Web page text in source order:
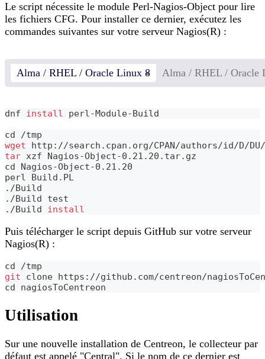
Le script nécessite le module Perl-Nagios-Object pour lire
les fichiers CFG. Pour installer ce dernier, exécutez les
commandes suivantes sur votre serveur Nagios(R) :
Alma / RHEL / Oracle Linux 8 Alma / RHEL / Oracle
dnf install perl-Module-Build
cd
/tmp
wget http://search.cpan.org/CPAN/authors/id/D/
tar xzf Nagios-Object-0.21.20.tar.gz
cd
Nagios-Object-0.21.20
perl Build.PL
./Build
./Build test
./Build install
Puis télécharger le script depuis GitHub sur votre serveur
Nagios(R) :
cd
/tmp
git clone https://github.com/centreon/
cd
nagiosToCentreon
Utilisation
Sur une nouvelle installation de Centreon, le collecteur par
défaut est appelé "Central". Si le nom de ce dernier est